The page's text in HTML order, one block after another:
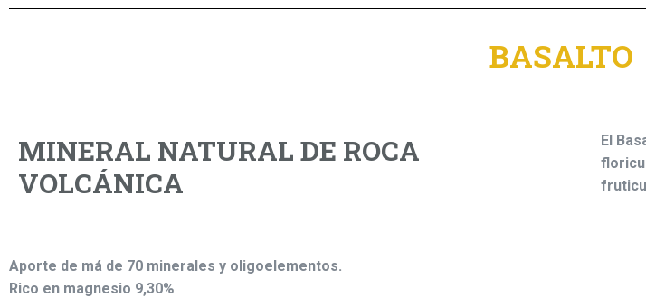
BASALTO
MINERAL NATURAL DE ROCA
VOLCÁNICA
El
Aporte de má de 70 minerales y oligoelementos.
Rico en magnesio 9,30%